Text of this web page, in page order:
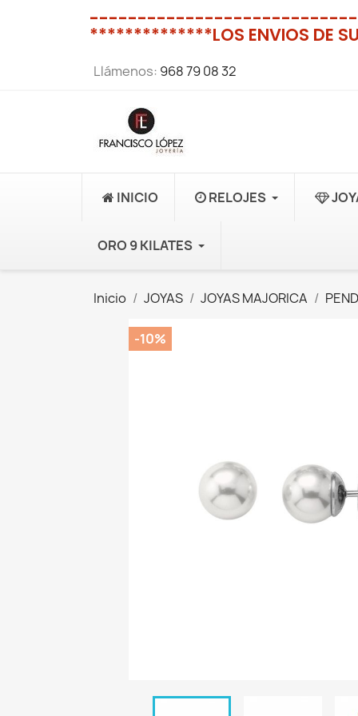
----------------------------
**************LOS ENVIOS DE
Llámenos: 968 79 08 32
INICIO RELOJES
ORO 9 KILATES
Inicio JOYAS JOYAS MAJORICA
-10%